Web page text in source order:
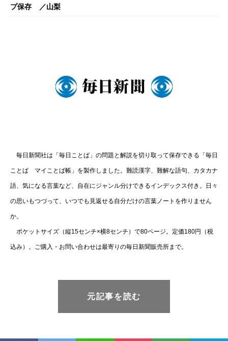
プ保存 ／山梨
毎日新聞社は「毎日ことば」の問題と解説を切り取って保存できる「毎日
ことば マイことば帳」を製作しました。難読漢字、難解な語句、カタカナ
語、気になる言葉など、自在にジャンル分けできるインデックス付き。日々
の思いもつづって、いつでも見返せる自分だけの言葉ノートを作りません
か。
ポケットサイズ（縦15センチ×横8センチ）で80ページ。定価180円（税
込み）。ご購入・お問い合わせは最寄りの毎日新聞販売所まで。
元記事を読む